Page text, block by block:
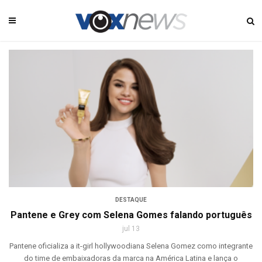
DESTAQUE
Pantene e Grey com Selena Gomes falando português
jul 13
Pantene oficializa a it-girl hollywoodiana Selena Gomez como integrante
do time de embaixadoras da marca na América Latina e lança o